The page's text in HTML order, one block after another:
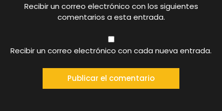
Recibir un correo electrónico con los siguientes
comentarios a esta entrada.
Recibir un correo electrónico con cada nueva entrada.